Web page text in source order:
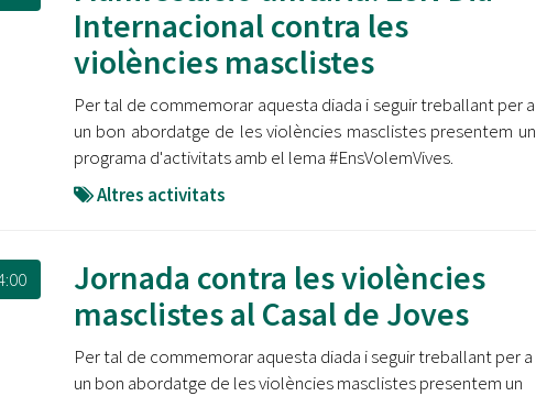
Internacional contra les
violències masclistes
Per tal de commemorar aquesta diada i seguir treballant per a
un bon abordatge de les violències masclistes presentem un
programa d'activitats amb el lema #EnsVolemVives.
Altres activitats
Jornada contra les violències
masclistes al Casal de Joves
Per tal de commemorar aquesta diada i seguir treballant per a
un bon abordatge de les violències masclistes presentem un